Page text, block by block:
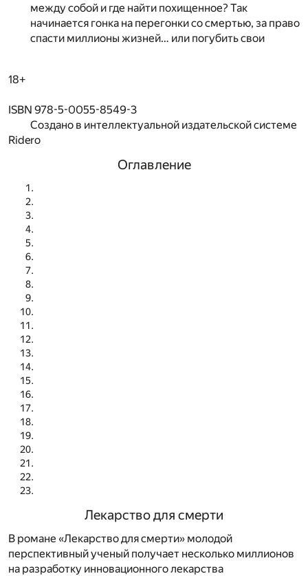
между собой и где найти похищенное? Так
начинается гонка на перегонки со смертью, за право
спасти миллионы жизней… или погубить свои
18+
ISBN 978-5-0055-8549-3
Создано в интеллектуальной издательской системе
Ridero
Оглавление
Лекарство для смерти
В романе «Лекарство для смерти» молодой
перспективный ученый получает несколько миллионов
на разработку инновационного лекарства